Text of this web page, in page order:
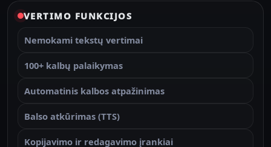
VERTIMO FUNKCIJOS
Nemokami tekstų vertimai
100+ kalbų palaikymas
Automatinis kalbos atpažinimas
Balso atkūrimas (TTS)
Kopijavimo ir redagavimo įrankiai